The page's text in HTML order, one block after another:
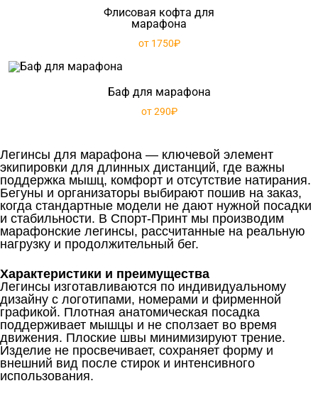
Флисовая кофта для
марафона
от 1750₽
Баф для марафона
от 290₽
Легинсы для марафона — ключевой элемент
экипировки для длинных дистанций, где важны
поддержка мышц, комфорт и отсутствие натирания.
Бегуны и организаторы выбирают пошив на заказ,
когда стандартные модели не дают нужной посадки
и стабильности. В Спорт-Принт мы производим
марафонские легинсы, рассчитанные на реальную
нагрузку и продолжительный бег.
Характеристики и преимущества
Легинсы изготавливаются по индивидуальному
дизайну с логотипами, номерами и фирменной
графикой. Плотная анатомическая посадка
поддерживает мышцы и не сползает во время
движения. Плоские швы минимизируют трение.
Изделие не просвечивает, сохраняет форму и
внешний вид после стирок и интенсивного
использования.